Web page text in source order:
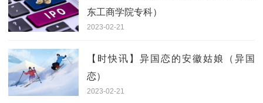
东工商学院专科）
2023-02-21
【时快讯】异国恋的安徽姑娘（异国
恋）
2023-02-21